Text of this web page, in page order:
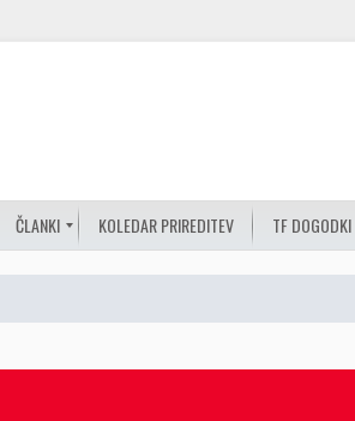
ČLANKI KOLEDAR PRIREDITEV TF DOGODKI